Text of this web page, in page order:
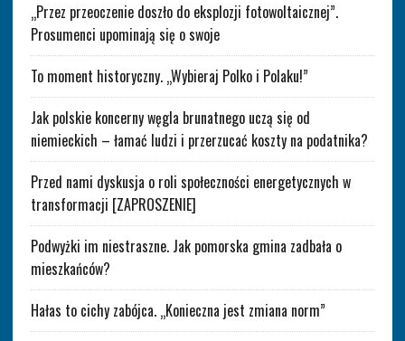
„Przez przeoczenie doszło do eksplozji fotowoltaicznej”.
Prosumenci upominają się o swoje
To moment historyczny. „Wybieraj Polko i Polaku!”
Jak polskie koncerny węgla brunatnego uczą się od
niemieckich – łamać ludzi i przerzucać koszty na podatnika?
Przed nami dyskusja o roli społeczności energetycznych w
transformacji [ZAPROSZENIE]
Podwyżki im niestraszne. Jak pomorska gmina zadbała o
mieszkańców?
Hałas to cichy zabójca. „Konieczna jest zmiana norm”